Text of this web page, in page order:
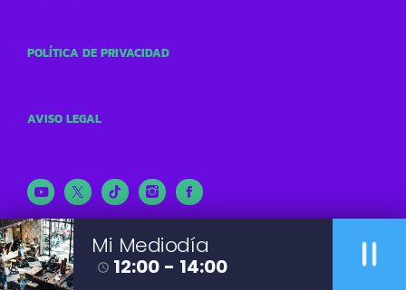
Mi Mediodía
access_time 12:00 - 14:00 pause
POLÍTICA DE PRIVACIDAD
AVISO LEGAL